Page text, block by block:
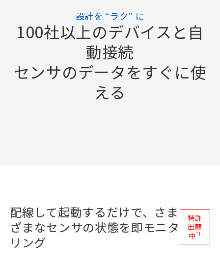
設計を “ラク” に
100社以上のデバイスと自
動接続
センサのデータをすぐに使
える
配線して起動するだけで、さま
ざまなセンサの状態を即モニタ
リング
特許
出願
中*1